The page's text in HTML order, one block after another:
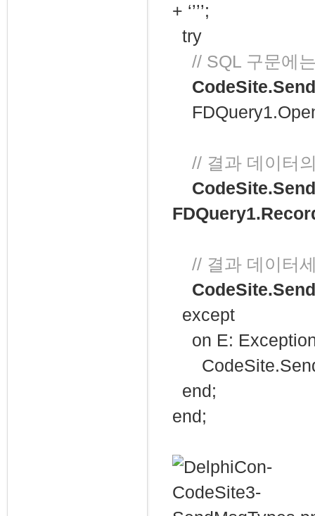
+ ‘’’’;
try
// SQL 구문에
// 결과 데이터
// 결과 데이터
except
on E:
end;
end;